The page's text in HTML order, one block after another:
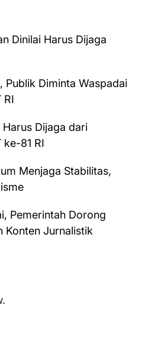
Dinilai Harus Dijaga
Publik Diminta Waspadai
RI
Harus Dijaga dari
81 RI
Menjaga Stabilitas,
Pemerintah Dorong
Konten Jurnalistik